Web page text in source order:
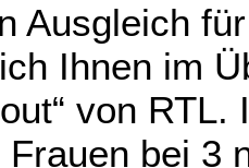
Ausgleich
Ihnen im
von
bei 3